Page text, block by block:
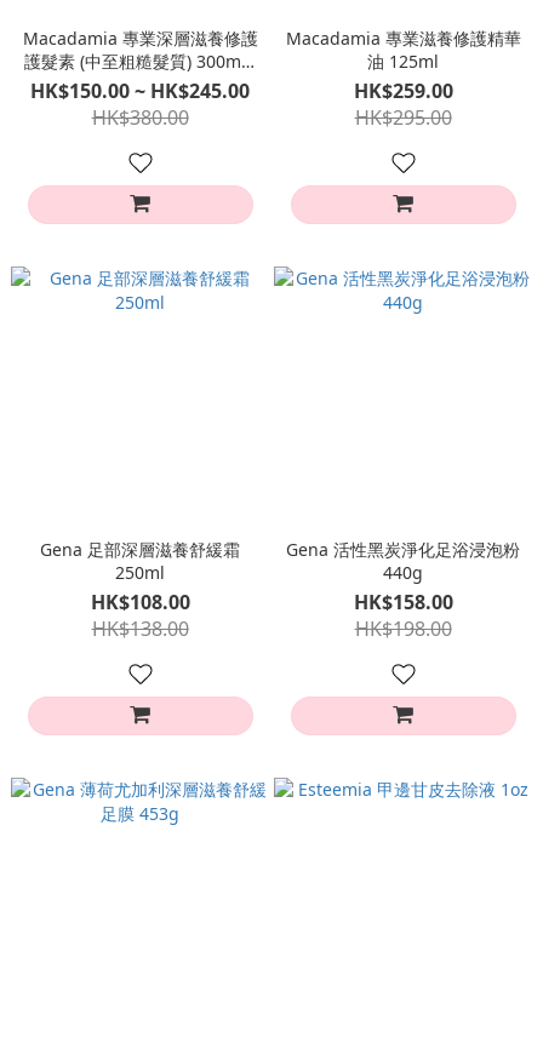
Macadamia 專業深層滋養修護
護髮素 (中至粗糙髮質) 300ml /
1000ml
HK$150.00 ~ HK$245.00
HK$380.00
Macadamia 專業滋養修護精華
油 125ml
HK$259.00
HK$295.00
Gena 足部深層滋養舒緩霜
250ml
HK$108.00
HK$138.00
Gena 活性黑炭淨化足浴浸泡粉
440g
HK$158.00
HK$198.00